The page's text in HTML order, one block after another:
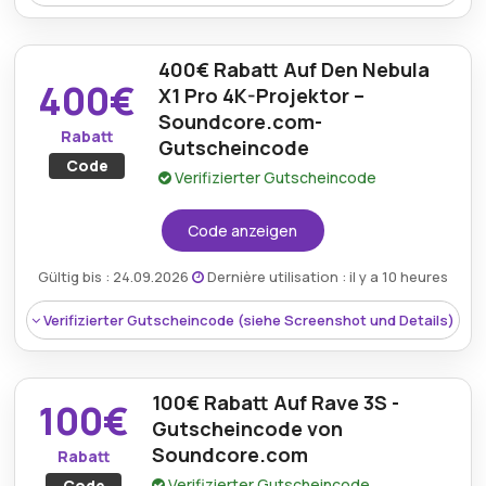
se | Dolby Vision-Projektor mit Google TV.
Mindestkaufbetrag:Kein Minimum erforderlich
Berechtigung: Für alle Kunden
Art des Angebots:Zeitlich begrenztes Angebot
kombinierbar
in den Bedingungen auf der Website des Händlers.
Rabatt:Sichern Sie sich 360€ Rabatt auf den
Capsule 3 Laser | Laser-Mini-Projektor.
Mindestkaufbetrag:Kein Minimum erforderlich
Berechtigung: Für alle Kunden
Art des Angebots:Zeitlich begrenztes Angebot
400€
Rabatt
Code
400€ Rabatt Auf Den Nebula
X1 Pro 4K-Projektor –
Soundcore.com-
Gutscheincode
Verifizierter Gutscheincode
Code anzeigen
Gültig bis : 24.09.2026 Dernière utilisation : il y a 10 heures
Verifizierter Gutscheincode (siehe Screenshot und Details)
100€
Rabatt
100€ Rabatt Auf Rave 3S -
Gutscheincode von
Soundcore.com